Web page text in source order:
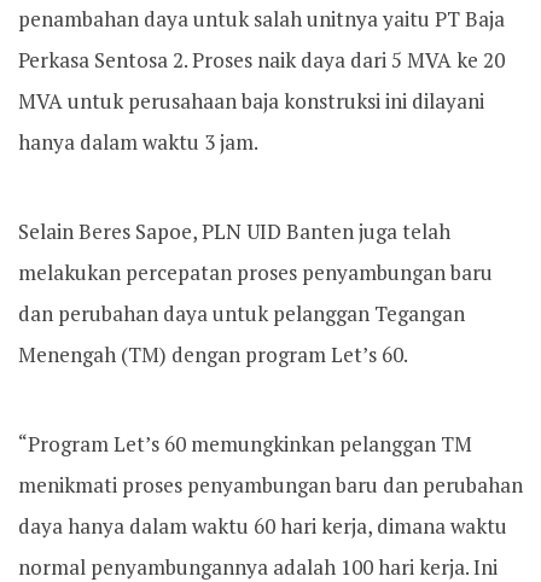
penambahan daya untuk salah unitnya yaitu PT Baja
Perkasa Sentosa 2. Proses naik daya dari 5 MVA ke 20
MVA untuk perusahaan baja konstruksi ini dilayani
hanya dalam waktu 3 jam.
Selain Beres Sapoe, PLN UID Banten juga telah
melakukan percepatan proses penyambungan baru
dan perubahan daya untuk pelanggan Tegangan
Menengah (TM) dengan program Let’s 60.
“Program Let’s 60 memungkinkan pelanggan TM
menikmati proses penyambungan baru dan perubahan
daya hanya dalam waktu 60 hari kerja, dimana waktu
normal penyambungannya adalah 100 hari kerja. Ini